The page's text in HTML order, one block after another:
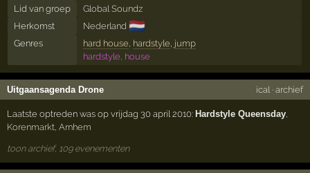
Lid van groep
Global Soundz
Herkomst
Nederland 🇳🇱
Genres hard house hardstyle jump
hardstyle, house
Uitgaansagenda Drone ical· archief
Laatste optreden was op vrijdag 30 april 2010:Hardstyle Queensday
Korenmarkt ,Arnhem
toon archief, 109 evenementen